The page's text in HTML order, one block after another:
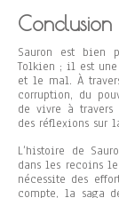
Conclusion
Sauron est bien
Tolkien ; il est
et le mal. À
corruption, du
de vivre à travers
des réflexions sur
L’histoire de
dans les recoins
nécessite des
compte, la saga